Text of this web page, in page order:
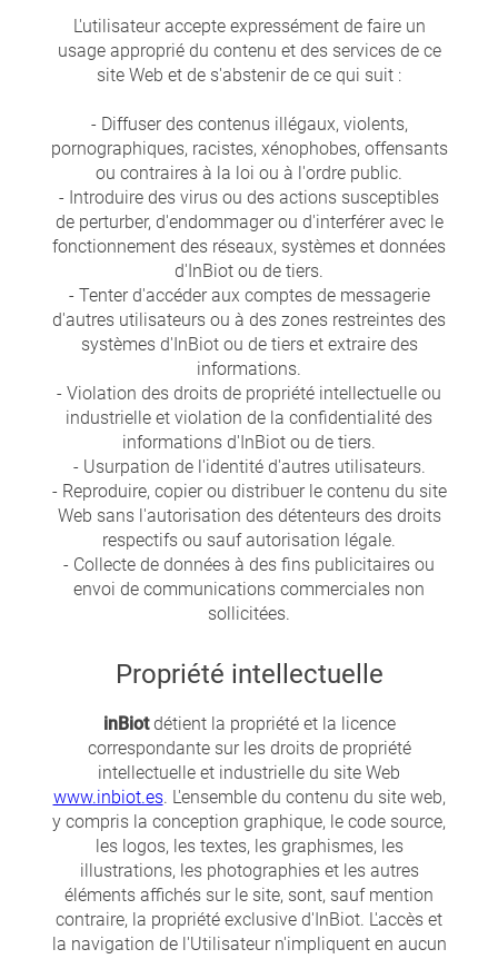
L'utilisateur accepte expressément de faire un
usage approprié du contenu et des services de ce
site Web et de s'abstenir de ce qui suit :
- Diffuser des contenus illégaux, violents,
pornographiques, racistes, xénophobes, offensants
ou contraires à la loi ou à l'ordre public.
- Introduire des virus ou des actions susceptibles
de perturber, d'endommager ou d'interférer avec le
fonctionnement des réseaux, systèmes et données
d'InBiot ou de tiers.
- Tenter d'accéder aux comptes de messagerie
d'autres utilisateurs ou à des zones restreintes des
systèmes d'InBiot ou de tiers et extraire des
informations.
- Violation des droits de propriété intellectuelle ou
industrielle et violation de la confidentialité des
informations d'InBiot ou de tiers.
- Usurpation de l'identité d'autres utilisateurs.
- Reproduire, copier ou distribuer le contenu du site
Web sans l'autorisation des détenteurs des droits
respectifs ou sauf autorisation légale.
- Collecte de données à des fins publicitaires ou
envoi de communications commerciales non
sollicitées.
Propriété intellectuelle
inBiotdétient la propriété et la licence
correspondante sur les droits de propriété
intellectuelle et industrielle du site Web
www.inbiot.es. L'ensemble du contenu du site web,
y compris la conception graphique, le code source,
les logos, les textes, les graphismes, les
illustrations, les photographies et les autres
éléments affichés sur le site, sont, sauf mention
contraire, la propriété exclusive d'InBiot. L'accès et
la navigation de l'Utilisateur n'impliquent en aucun